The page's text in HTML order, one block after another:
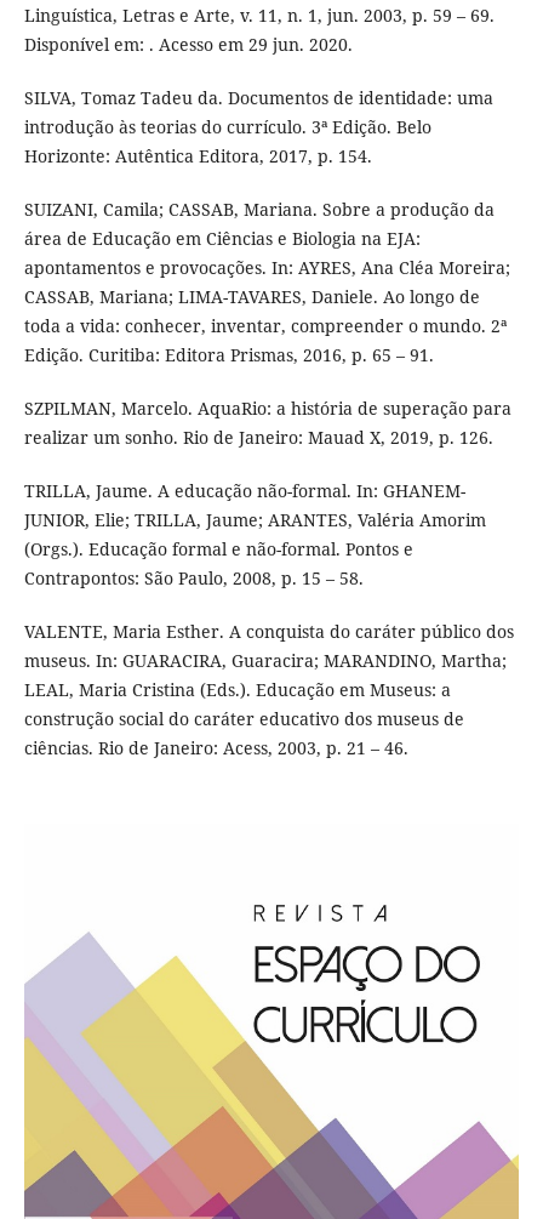
Linguística, Letras e Arte, v. 11, n. 1, jun. 2003, p. 59 – 69.
Disponível em: . Acesso em 29 jun. 2020.
SILVA, Tomaz Tadeu da. Documentos de identidade: uma
introdução às teorias do currículo. 3ª Edição. Belo
Horizonte: Autêntica Editora, 2017, p. 154.
SUIZANI, Camila; CASSAB, Mariana. Sobre a produção da
área de Educação em Ciências e Biologia na EJA:
apontamentos e provocações. In: AYRES, Ana Cléa Moreira;
CASSAB, Mariana; LIMA-TAVARES, Daniele. Ao longo de
toda a vida: conhecer, inventar, compreender o mundo. 2ª
Edição. Curitiba: Editora Prismas, 2016, p. 65 – 91.
SZPILMAN, Marcelo. AquaRio: a história de superação para
realizar um sonho. Rio de Janeiro: Mauad X, 2019, p. 126.
TRILLA, Jaume. A educação não-formal. In: GHANEM-
JUNIOR, Elie; TRILLA, Jaume; ARANTES, Valéria Amorim
(Orgs.). Educação formal e não-formal. Pontos e
Contrapontos: São Paulo, 2008, p. 15 – 58.
VALENTE, Maria Esther. A conquista do caráter público dos
museus. In: GUARACIRA, Guaracira; MARANDINO, Martha;
LEAL, Maria Cristina (Eds.). Educação em Museus: a
construção social do caráter educativo dos museus de
ciências. Rio de Janeiro: Acess, 2003, p. 21 – 46.